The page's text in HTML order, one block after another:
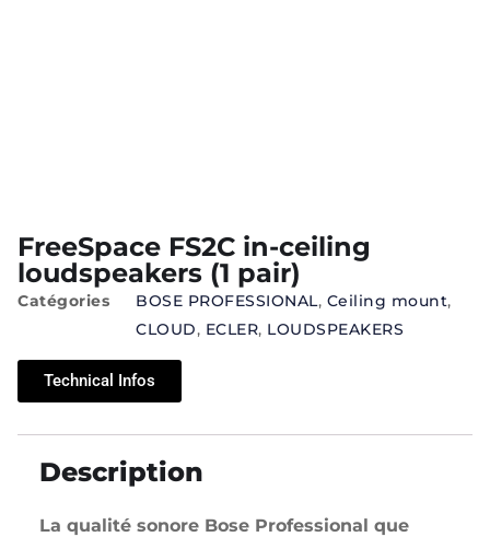
FreeSpace FS2C in-ceiling
loudspeakers (1 pair)
Catégories BOSE PROFESSIONAL, Ceiling mount,
CLOUD, ECLER, LOUDSPEAKERS
Technical Infos
Description
La qualité sonore Bose Professional que